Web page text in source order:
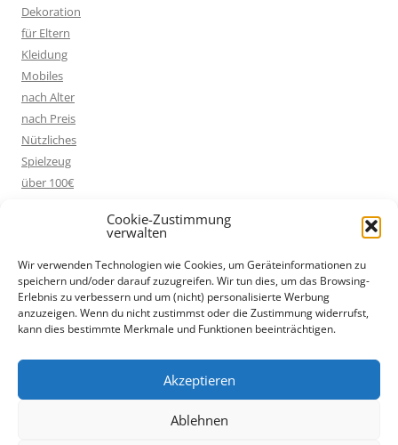
Cookie-Zustimmung
verwalten
Wir verwenden Technologien wie Cookies, um Geräteinformationen zu
speichern und/oder darauf zuzugreifen. Wir tun dies, um das Browsing-
Erlebnis zu verbessern und um (nicht) personalisierte Werbung
anzuzeigen. Wenn du nicht zustimmst oder die Zustimmung widerrufst,
kann dies bestimmte Merkmale und Funktionen beeinträchtigen.
Akzeptieren
Ablehnen
Dekoration
für Eltern
Kleidung
Mobiles
nach Alter
nach Preis
Nützliches
Spielzeug
über 100€
* Diese Seite verwendet Werbe-Links bzw. Affiliate-Links, die mit
einem Sternchen (*) gekennzeichnet sind. Wenn du auf so einen
Affiliate-Link klickst und über diesen Link einkaufst, bekomme ich
Für dich verändert sich der Preis nicht.